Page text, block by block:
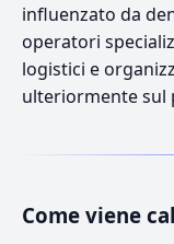
influenzato da
operatori
logistici e
ulteriormente sul
Come viene